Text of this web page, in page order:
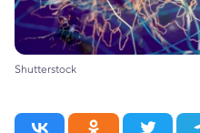
Shutterstock